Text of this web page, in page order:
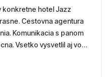
konkretne hotel Jazz
Cestovna agentura
Komunikacia s panom
Vsetko vysvetlil aj vo
Hotel
prostredie, more,